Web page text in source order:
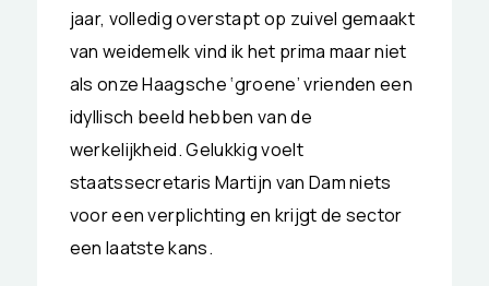
jaar, volledig overstapt op zuivel gemaakt
van weidemelk vind ik het prima maar niet
als onze Haagsche ‘groene’ vrienden een
idyllisch beeld hebben van de
werkelijkheid. Gelukkig voelt
staatssecretaris Martijn van Dam niets
voor een verplichting en krijgt de sector
een laatste kans.